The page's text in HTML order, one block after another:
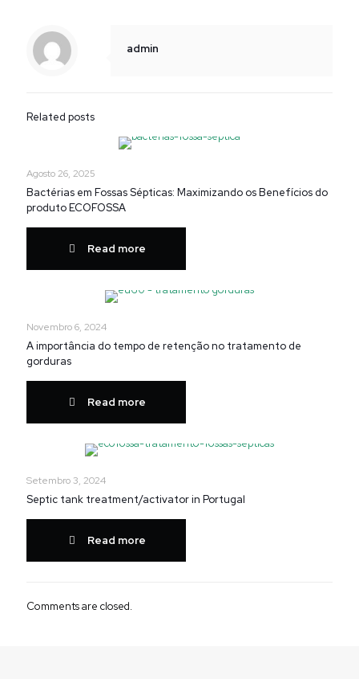
admin
Related posts
Agosto 26, 2025
Bactérias em Fossas Sépticas: Maximizando os Benefícios do
produto ECOFOSSA
Read more
Novembro 6, 2024
A importância do tempo de retenção no tratamento de
gorduras
Read more
Setembro 3, 2024
Septic tank treatment/activator in Portugal
Read more
Comments are closed.